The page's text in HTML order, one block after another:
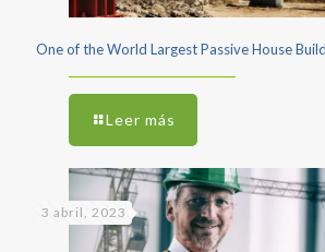
One of the World Largest Passive House
Leer más
3 abril, 2023